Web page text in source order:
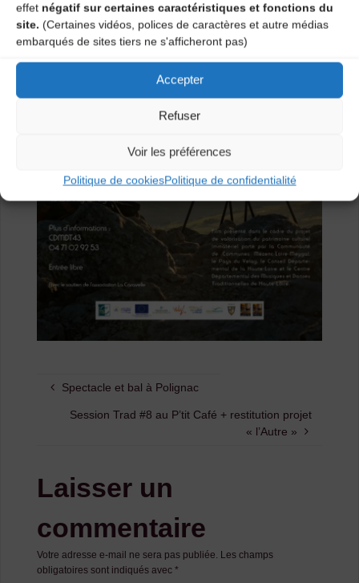
effet négatif sur certaines caractéristiques et fonctions du
site. (Certaines vidéos, polices de caractères et autre médias
embarqués de sites tiers ne s'afficheront pas)
Accepter
Refuser
Voir les préférences
Politique de cookiesPolitique de confidentialité
Spectacle et bal à Polignac
Session Trad #8 au P’tit Café + restitution projet
« l’Autre »
Laisser un
commentaire
Votre adresse e-mail ne sera pas publiée. Les champs
obligatoires sont indiqués avec *